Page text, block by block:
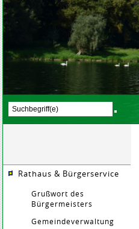
Rathaus & Bürgerservice
Grußwort des
Bürgermeisters
Gemeindeverwaltung